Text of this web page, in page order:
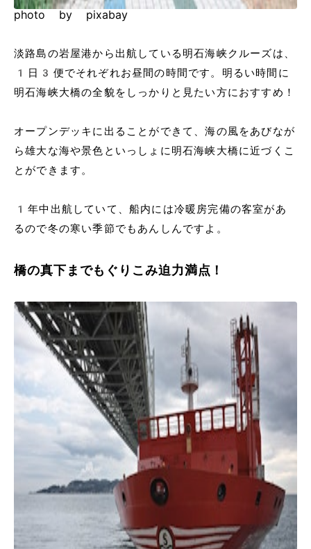
photo by pixabay
淡路島の岩屋港から出航している明石海峡クルーズは、
1日3便でそれぞれお昼間の時間です。明るい時間に
明石海峡大橋の全貌をしっかりと見たい方におすすめ！
オープンデッキに出ることができて、海の風をあびなが
ら雄大な海や景色といっしょに明石海峡大橋に近づくこ
とができます。
1年中出航していて、船内には冷暖房完備の客室があ
るので冬の寒い季節でもあんしんですよ。
橋の真下までもぐりこみ迫力満点！